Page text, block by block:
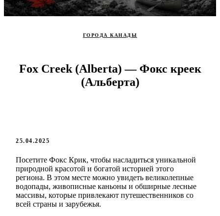
ГОРОДА КАНАДЫ
Fox Creek (Alberta) — Фокс креек
(Альберта)
25.04.2025
Посетите Фокс Крик, чтобы насладиться уникальной
природной красотой и богатой историей этого
региона. В этом месте можно увидеть великолепные
водопады, живописные каньоны и обширные лесные
массивы, которые привлекают путешественников со
всей страны и зарубежья.